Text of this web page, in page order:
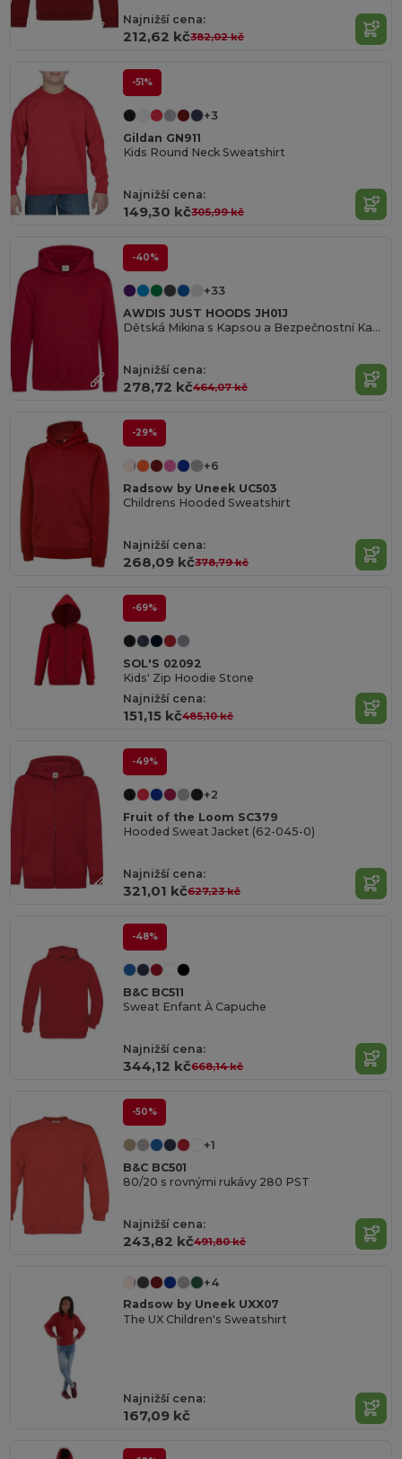
Najnižší cena:
212,62 kč382,02 kč
-51%
+3
Gildan GN911
Kids Round Neck Sweatshirt
Najnižší cena:
149,30 kč305,99 kč
-40%
+33
AWDIS JUST HOODS JH01J
Dětská Mikina s Kapsou a Bezpečnostní Kapucí
Najnižší cena:
278,72 kč464,07 kč
-29%
+6
Radsow by Uneek UC503
Childrens Hooded Sweatshirt
Najnižší cena:
268,09 kč378,79 kč
-69%
SOL'S 02092
Kids' Zip Hoodie Stone
Najnižší cena:
151,15 kč485,10 kč
-49%
+2
Fruit of the Loom SC379
Hooded Sweat Jacket (62-045-0)
Najnižší cena:
321,01 kč627,23 kč
-48%
B&C BC511
Sweat Enfant À Capuche
Najnižší cena:
344,12 kč668,14 kč
-50%
+1
B&C BC501
80/20 s rovnými rukávy 280 PST
Najnižší cena:
243,82 kč491,80 kč
+4
Radsow by Uneek UXX07
The UX Children's Sweatshirt
Najnižší cena:
167,09 kč